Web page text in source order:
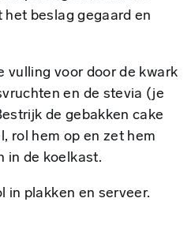
beslag gegaard en
vulling voor door de kwark
en de stevia (je
de gebakken cake
rol hem op en zet hem
in de koelkast.
in plakken en serveer.